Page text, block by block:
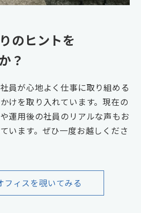
のヒントを
？
員が心地よく仕事に取り組める
けを取り入れています。現在の
運用後の社員のリアルな声もお
います。ぜひ一度お越しくださ
フィスを覗いてみる